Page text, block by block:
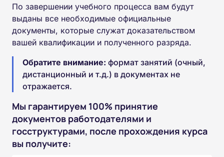
По завершении учебного процесса вам будут
выданы все необходимые официальные
документы, которые служат доказательством
вашей квалификации и полученного разряда.
Обратите внимание: формат занятий (очный,
дистанционный и т.д.) в документах не
отражается.
Мы гарантируем 100% принятие
документов работодателями и
госструктурами, после прохождения курса
вы получите: